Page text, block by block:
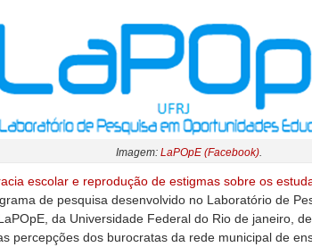
Imagem: LaPOpE (Facebook)
escolar e reprodução de estigmas sobre os
de pesquisa desenvolvido no Laboratório de
da Universidade Federal do Rio de janeiro,
percepções dos burocratas da rede municipal de